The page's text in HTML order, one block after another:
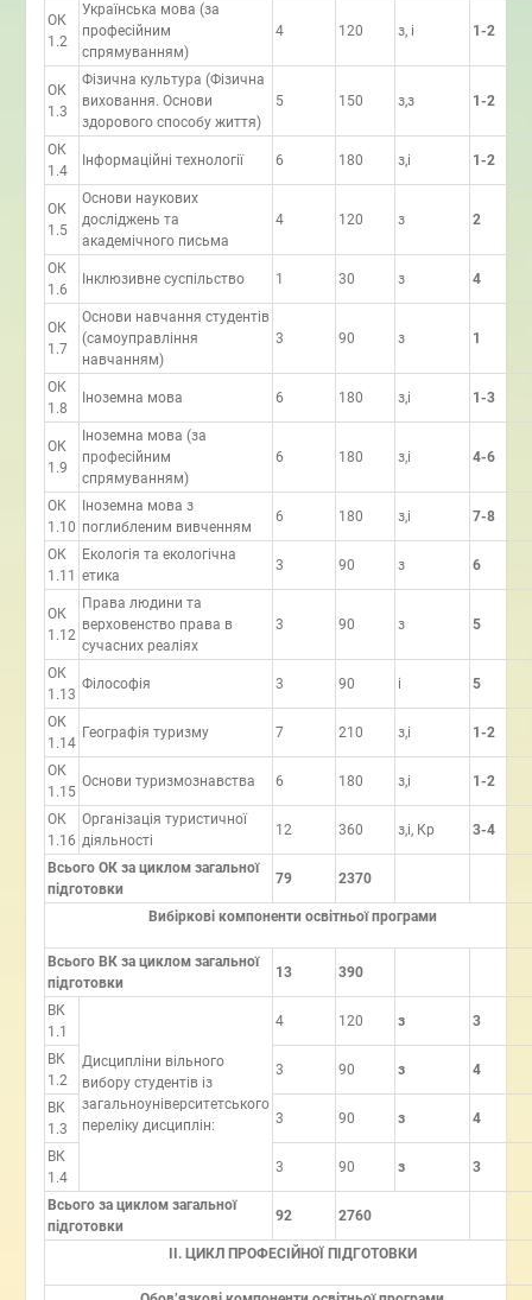
ОК
1.2
Українська мова (за
професійним
спрямуванням)
4 120 з, і 1-2
ОК
1.3
Фізична культура (Фізична
виховання. Основи
здорового способу життя)
5 150 з,з 1-2
ОК
1.4
Інформаційні технології 6 180 з,і 1-2
ОК
1.5
Основи наукових
досліджень та
академічного письма
4 120 з 2
ОК
1.6
Інклюзивне суспільство 1 30 з 4
ОК
1.7
Основи навчання студентів
(самоуправління
навчанням)
3 90 з 1
ОК
1.8
Іноземна мова 6 180 з,і 1-3
ОК
1.9
Іноземна мова (за
професійним
спрямуванням)
6 180 з,і 4-6
ОК
1.10
Іноземна мова з
поглибленим вивченням
6 180 з,і 7-8
ОК
1.11
Екологія та екологічна
етика
3 90 з 6
ОК
1.12
Права людини та
верховенство права в
сучасних реаліях
3 90 з 5
ОК
1.13
Філософія 3 90 і 5
ОК
1.14
Географія туризму 7 210 з,і 1-2
ОК
1.15
Основи туризмознавства 6 180 з,і 1-2
ОК
1.16
Організація туристичної
діяльності
12 360 з,і, Кр 3-4
Всього ОК за циклом загальної
підготовки
79 2370
Вибіркові компоненти освітньої програми
Всього ВК за циклом загальної
підготовки
13 390
ВК
1.1
Дисципліни вільного
вибору студентів із
загальноуніверситетського
переліку дисциплін:
4 120 з 3
ВК
1.2
3 90 з 4
ВК
1.3
3 90 з 4
ВК
1.4
3 90 з 3
Всього за циклом загальної
підготовки
92 2760
ІІ. ЦИКЛ ПРОФЕСІЙНОЇ ПІДГОТОВКИ